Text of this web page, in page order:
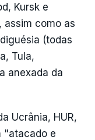
Kursk e
assim como as
(todas
Tula,
anexada da
Ucrânia, HUR,
"atacado e